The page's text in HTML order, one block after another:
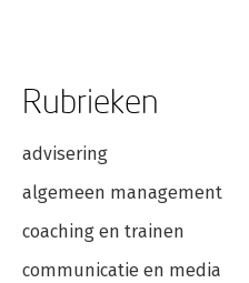
Rubrieken
advisering
algemeen management
coaching en trainen
communicatie en media